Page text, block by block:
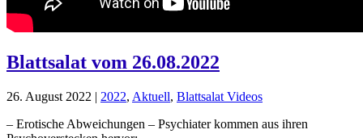
Blattsalat vom 26.08.2022
26. August 2022 | 2022, Aktuell, Blattsalat Videos
– Erotische Abweichungen – Psychiater kommen aus ihren